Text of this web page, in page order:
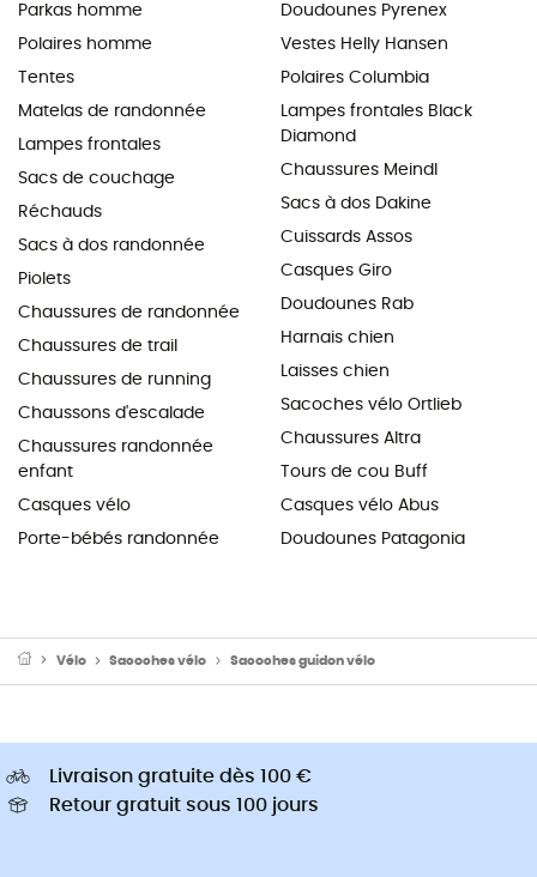
Parkas homme
Polaires homme
Tentes
Matelas de randonnée
Lampes frontales
Sacs de couchage
Réchauds
Sacs à dos randonnée
Piolets
Chaussures de randonnée
Chaussures de trail
Chaussures de running
Chaussons d'escalade
Chaussures randonnée
enfant
Casques vélo
Porte-bébés randonnée
Doudounes Pyrenex
Vestes Helly Hansen
Polaires Columbia
Lampes frontales Black
Diamond
Chaussures Meindl
Sacs à dos Dakine
Cuissards Assos
Casques Giro
Doudounes Rab
Harnais chien
Laisses chien
Sacoches vélo Ortlieb
Chaussures Altra
Tours de cou Buff
Casques vélo Abus
Doudounes Patagonia
Vélo Sacoches vélo Sacoches guidon vélo
Livraison gratuite dès 100 €
Retour gratuit sous 100 jours